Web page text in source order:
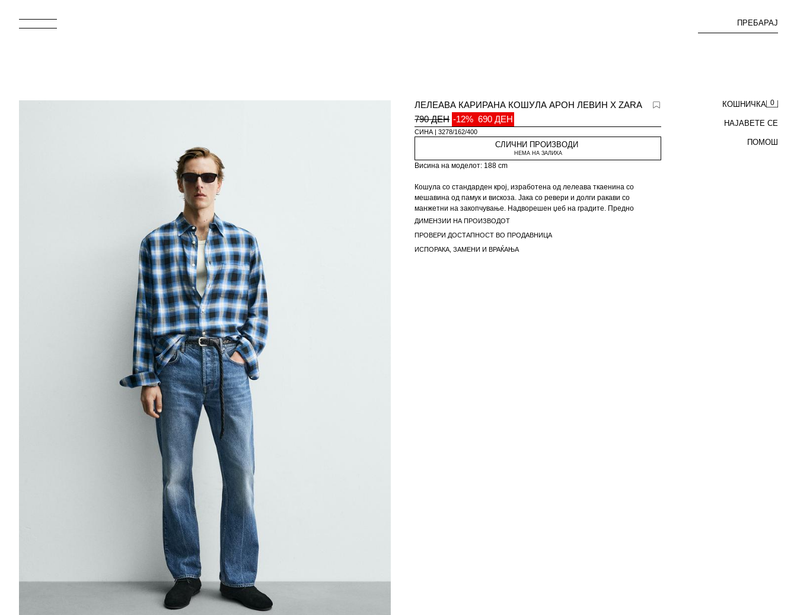
ПРЕБАРАЈ
КОШНИЧКА 0
НАЈАВЕТЕ СЕ
ПОМОШ
ЛЕЛЕАВА КАРИРАНА КОШУЛА АРОН ЛЕВИН X ZARA
790 ДЕН -12% 690 ДЕН
СИНА 3278/162/400
СЛИЧНИ ПРОИЗВОДИ
НЕМА НА ЗАЛИХА
Висина на моделот: 188 cm
Кошула со стандарден крој, изработена од лелеава ткаенина со
мешавина од памук и вискоза. Јака со ревери и долги ракави со
манжетни на закопчување. Надворешен џеб на градите. Предно
закопчување со копчиња.
Специјална колекција Арон Левин x ZARA.
ДИМЕНЗИИ НА ПРОИЗВОДОТ
ПРОВЕРИ ДОСТАПНОСТ ВО ПРОДАВНИЦА
ИСПОРАКА, ЗАМЕНИ И ВРАЌАЊА